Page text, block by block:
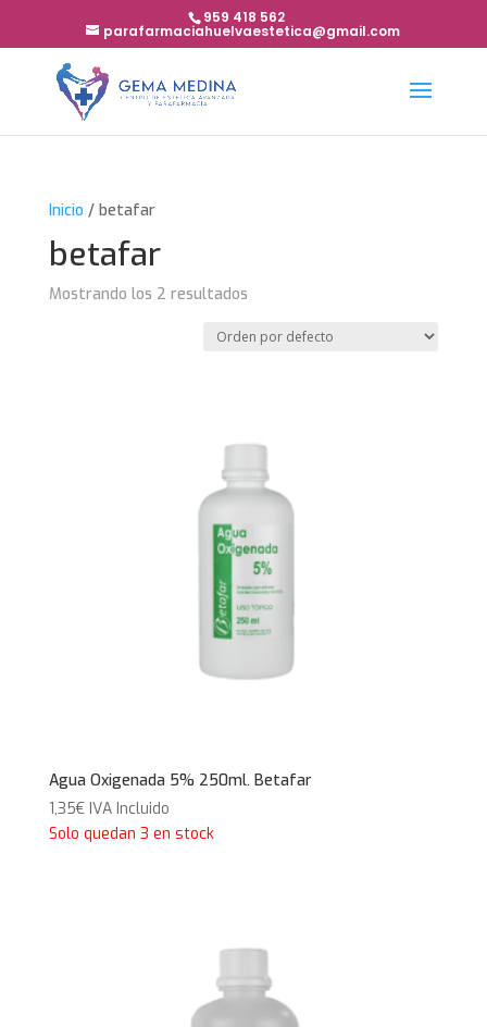
959 418 562
parafarmaciahuelvaestetica@gmail.com
Inicio / betafar
betafar
Mostrando los 2 resultados
Agua Oxigenada 5% 250ml. Betafar
1,35€ IVA Incluido
Solo quedan 3 en stock